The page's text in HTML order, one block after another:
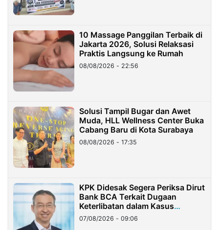
10 Massage Panggilan Terbaik di
Jakarta 2026, Solusi Relaksasi
Praktis Langsung ke Rumah
08/08/2026 - 22:56
Solusi Tampil Bugar dan Awet
Muda, HLL Wellness Center Buka
Cabang Baru di Kota Surabaya
08/08/2026 - 17:35
KPK Didesak Segera Periksa Dirut
Bank BCA Terkait Dugaan
Keterlibatan dalam Kasus
Hilangnya Dana Nasabah Rp2,58
Miliar
07/08/2026 - 09:06